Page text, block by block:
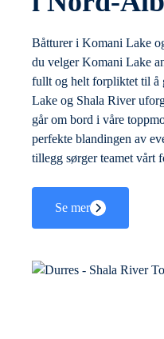
Båtturer i Komani Lake
du velger Komani Lake
fullt og helt forpliktet til å
Lake og Shala River
går om bord i våre
perfekte blandingen av
tillegg sørger teamet vårt
Se mer